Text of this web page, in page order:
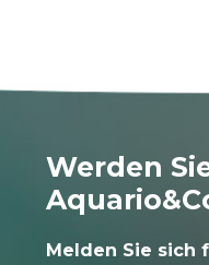
Werden
Melden Sie sich